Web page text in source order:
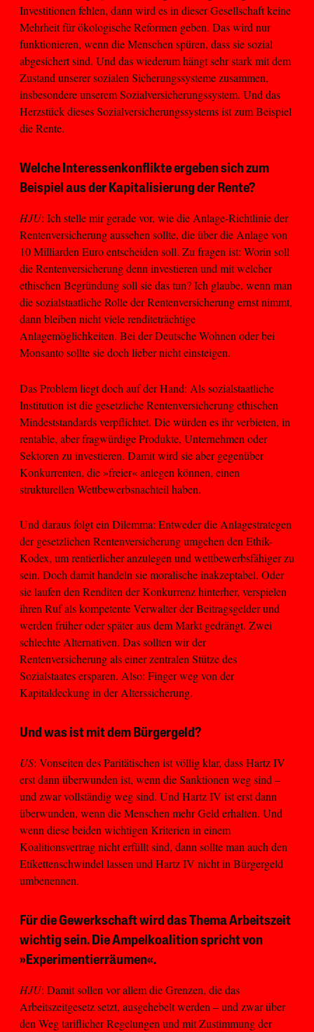
Investitionen fehlen, dann wird es in dieser Gesellschaft keine
Mehrheit für ökologische Reformen geben. Das wird nur
funktionieren, wenn die Menschen spüren, dass sie sozial
abgesichert sind. Und das wiederum hängt sehr stark mit dem
Zustand unserer sozialen Sicherungssysteme zusammen,
insbesondere unserem Sozialversicherungssystem. Und das
Herzstück dieses Sozialversicherungssystems ist zum Beispiel
die Rente.
Welche Interessenkonflikte ergeben sich zum
Beispiel aus der Kapitalisierung der Rente?
HJU: Ich stelle mir gerade vor, wie die Anlage-Richtlinie der
Rentenversicherung aussehen sollte, die über die Anlage von
10 Milliarden Euro entscheiden soll. Zu fragen ist: Worin soll
die Rentenversicherung denn investieren und mit welcher
ethischen Begründung soll sie das tun? Ich glaube, wenn man
die sozialstaatliche Rolle der Rentenversicherung ernst nimmt,
dann bleiben nicht viele renditeträchtige
Anlagemöglichkeiten. Bei der Deutsche Wohnen oder bei
Monsanto sollte sie doch lieber nicht einsteigen.
Das Problem liegt doch auf der Hand: Als sozialstaatliche
Institution ist die gesetzliche Rentenversicherung ethischen
Mindeststandards verpflichtet. Die würden es ihr verbieten, in
rentable, aber fragwürdige Produkte, Unternehmen oder
Sektoren zu investieren. Damit wird sie aber gegenüber
Konkurrenten, die »freier« anlegen können, einen
strukturellen Wettbewerbsnachteil haben.
Und daraus folgt ein Dilemma: Entweder die Anlagestrategen
der gesetzlichen Rentenversicherung umgehen den Ethik-
Kodex, um rentierlicher anzulegen und wettbewerbsfähiger zu
sein. Doch damit handeln sie moralische inakzeptabel. Oder
sie laufen den Renditen der Konkurrenz hinterher, verspielen
ihren Ruf als kompetente Verwalter der Beitragsgelder und
werden früher oder später aus dem Markt gedrängt. Zwei
schlechte Alternativen. Das sollten wir der
Rentenversicherung als einer zentralen Stütze des
Sozialstaates ersparen. Also: Finger weg von der
Kapitaldeckung in der Alterssicherung.
Und was ist mit dem Bürgergeld?
US: Vonseiten des Paritätischen ist völlig klar, dass Hartz IV
erst dann überwunden ist, wenn die Sanktionen weg sind –
und zwar vollständig weg sind. Und Hartz IV ist erst dann
überwunden, wenn die Menschen mehr Geld erhalten. Und
wenn diese beiden wichtigen Kriterien in einem
Koalitionsvertrag nicht erfüllt sind, dann sollte man auch den
Etikettenschwindel lassen und Hartz IV nicht in Bürgergeld
umbenennen.
Für die Gewerkschaft wird das Thema Arbeitszeit
wichtig sein. Die Ampelkoalition spricht von
»Experimentierräumen«.
HJU: Damit sollen vor allem die Grenzen, die das
Arbeitszeitgesetz setzt, ausgehebelt werden – und zwar über
den Weg tariflicher Regelungen und mit Zustimmung der